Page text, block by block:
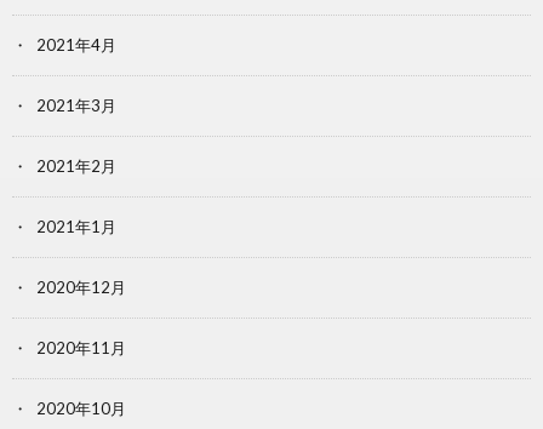
2021年4月
2021年3月
2021年2月
2021年1月
2020年12月
2020年11月
2020年10月